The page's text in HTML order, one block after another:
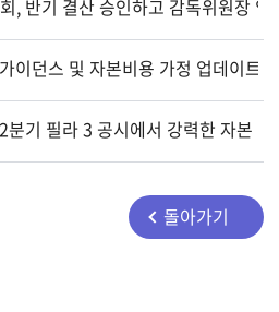
, 반기 결산 승인하고 감독위원장 임
이던스 및 자본비용 가정 업데이트
기 필라 3 공시에서 강력한 자본
돌아가기